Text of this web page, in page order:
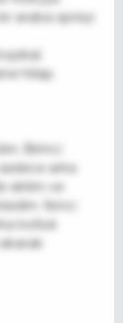
araba spreyi
hitap
Birinci
arka
ve
İkinci
koltuk